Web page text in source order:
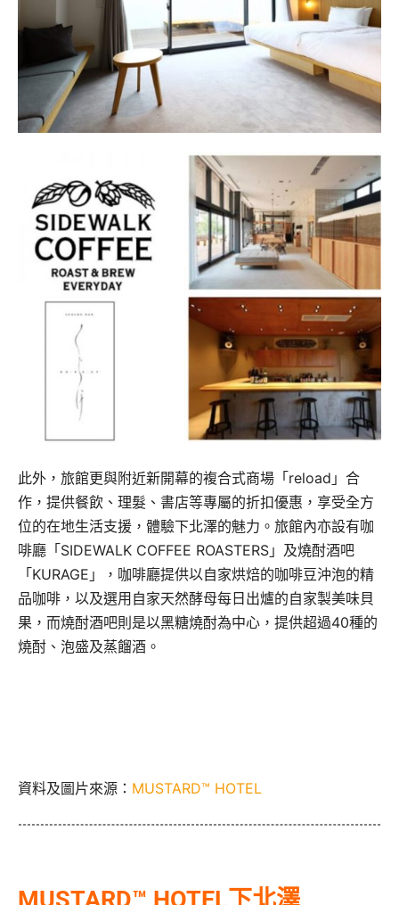
此外，旅館更與附近新開幕的複合式商場「reload」合
作，提供餐飲、理髮、書店等專屬的折扣優惠，享受全方
位的在地生活支援，體驗下北澤的魅力。旅館內亦設有咖
啡廳「SIDEWALK COFFEE ROASTERS」及燒酎酒吧
「KURAGE」，咖啡廳提供以自家烘焙的咖啡豆沖泡的精
品咖啡，以及選用自家天然酵母每日出爐的自家製美味貝
果，而燒酎酒吧則是以黑糖燒酎為中心，提供超過40種的
燒酎、泡盛及蒸餾酒。
資料及圖片來源： MUSTARD™ HOTEL